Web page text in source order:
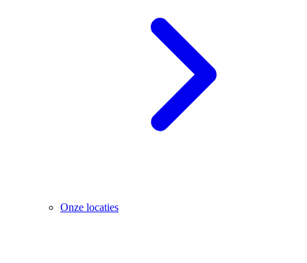
Onze locaties